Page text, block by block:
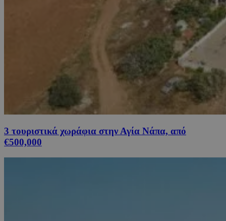
3 τουριστικά χωράφια στην Αγία Νάπα, από
€500,000